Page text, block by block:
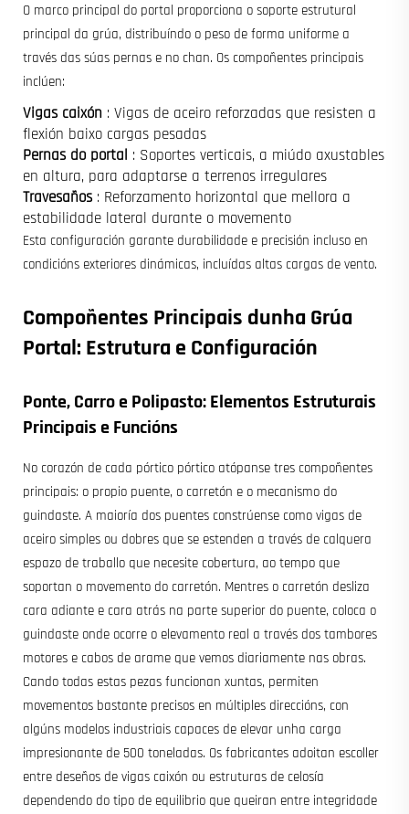
O marco principal do portal proporciona o soporte estrutural
principal da grúa, distribuíndo o peso de forma uniforme a
través das súas pernas e no chan. Os compoñentes principais
inclúen:
Vigas caixón : Vigas de aceiro reforzadas que resisten a
flexión baixo cargas pesadas
Pernas do portal : Soportes verticais, a miúdo axustables
en altura, para adaptarse a terrenos irregulares
Travesaños : Reforzamento horizontal que mellora a
estabilidade lateral durante o movemento
Esta configuración garante durabilidade e precisión incluso en
condicións exteriores dinámicas, incluídas altas cargas de vento.
Compoñentes Principais dunha Grúa
Portal: Estrutura e Configuración
Ponte, Carro e Polipasto: Elementos Estruturais
Principais e Funcións
No corazón de cada pórtico pórtico atópanse tres compoñentes
principais: o propio puente, o carretón e o mecanismo do
guindaste. A maioría dos puentes constrúense como vigas de
aceiro simples ou dobres que se estenden a través de calquera
espazo de traballo que necesite cobertura, ao tempo que
soportan o movemento do carretón. Mentres o carretón desliza
cara adiante e cara atrás na parte superior do puente, coloca o
guindaste onde ocorre o elevamento real a través dos tambores
motores e cabos de arame que vemos diariamente nas obras.
Cando todas estas pezas funcionan xuntas, permiten
movementos bastante precisos en múltiples direccións, con
algúns modelos industriais capaces de elevar unha carga
impresionante de 500 toneladas. Os fabricantes adoitan escoller
entre deseños de vigas caixón ou estruturas de celosía
dependendo do tipo de equilibrio que queiran entre integridade